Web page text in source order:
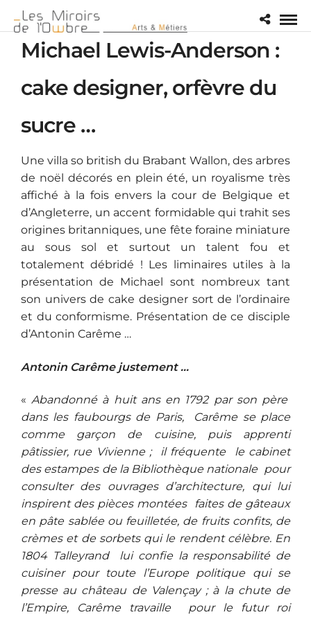
Michael Lewis-Anderson :
cake designer, orfèvre du
sucre …
Une villa so british du Brabant Wallon, des arbres
de noël décorés en plein été, un royalisme très
affiché à la fois envers la cour de Belgique et
d’Angleterre, un accent formidable qui trahit ses
origines britanniques, une fête foraine miniature
au sous sol et surtout un talent fou et
totalement débridé ! Les liminaires utiles à la
présentation de Michael sont nombreux tant
son univers de cake designer sort de l’ordinaire
et du conformisme. Présentation de ce disciple
d’Antonin Carême …
Antonin Carême justement …
«Abandonné à huit ans en 1792 par son père
dans les faubourgs de Paris, Carême se place
comme garçon de cuisine, puis apprenti
pâtissier, rue Vivienne ; il fréquente le cabinet
des estampes de la Bibliothèque nationale pour
consulter des ouvrages d’architecture, qui lui
inspirent des pièces montées faites de gâteaux
en pâte sablée ou feuilletée, de fruits confits, de
crèmes et de sorbets qui le rendent célèbre. En
1804 Talleyrand lui confie la responsabilité de
cuisiner pour toute l’Europe politique qui se
presse au château de Valençay ; à la chute de
l’Empire, Carême travaille pour le futur roi